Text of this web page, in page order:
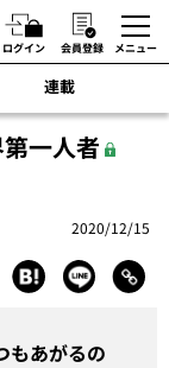
ログイン 会員登録 メニュー
連載
一人者
2020/12/15
もあがるの